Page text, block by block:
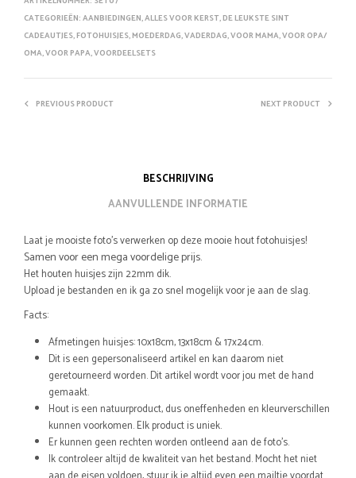
CATEGORIEËN:AANBIEDINGEN,ALLES VOOR KERST,DE LEUKSTE SINT
CADEAUTJES,FOTOHUISJES,MOEDERDAG,VADERDAG,VOOR MAMA,VOOR OPA/
OMA,VOOR PAPA,VOORDEELSETS
PREVIOUS PRODUCT NEXT PRODUCT
BESCHRIJVING
AANVULLENDE INFORMATIE
Laat je mooiste foto’s verwerken op deze mooie hout fotohuisjes!
Samen voor een mega voordelige prijs.
Het houten huisjes zijn 22mm dik.
Upload je bestanden en ik ga zo snel mogelijk voor je aan de slag.
Facts:
Afmetingen huisjes: 10x18cm, 13x18cm & 17x24cm.
Dit is een gepersonaliseerd artikel en kan daarom niet
geretourneerd worden. Dit artikel wordt voor jou met de hand
gemaakt.
Hout is een natuurproduct, dus oneffenheden en kleurverschillen
kunnen voorkomen. Elk product is uniek.
Er kunnen geen rechten worden ontleend aan de foto’s.
Ik controleer altijd de kwaliteit van het bestand. Mocht het niet